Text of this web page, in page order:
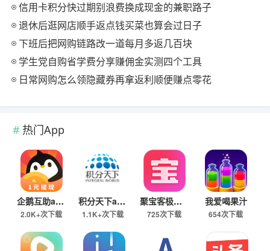
信用卡积分快过期别浪费换成现金的兼职路子
退休后逛网店顺手返点钱买菜也算会过日子
下班后把网购链路改一道每月多返几百块
学生党自购省学费分享赚佣金实测四个工具
日常网购怎么领隐藏券再拿返利顺便赚点零花
热门App
企鹅互助app
2.0K+次下载
积分天下app
1.1K+次下载
聚宝客极速版
725次下载
我爱喝果汁
654次下载